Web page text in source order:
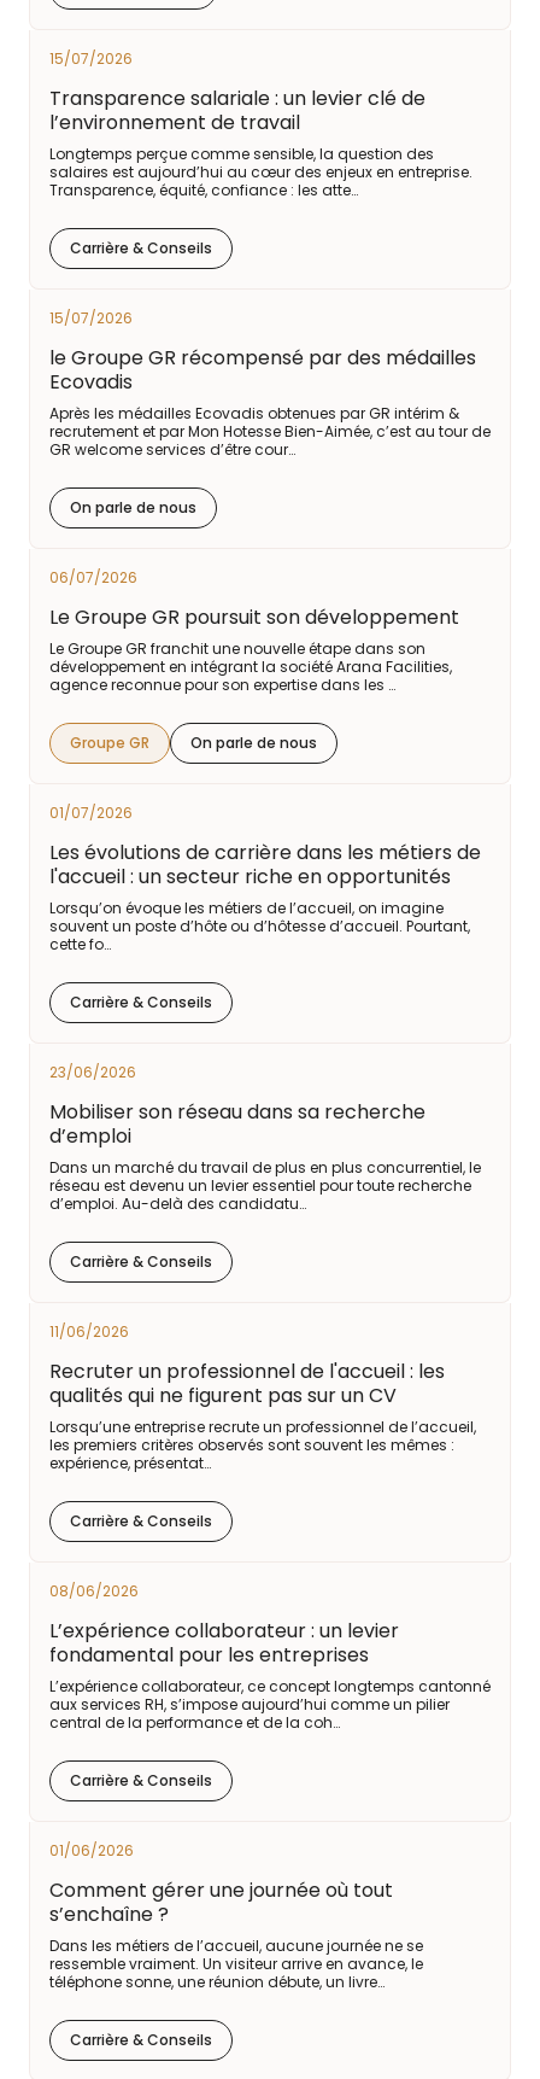
15/07/2026
Transparence salariale : un levier clé de
l’environnement de travail
Longtemps perçue comme sensible, la question des
salaires est aujourd’hui au cœur des enjeux en entreprise.
Transparence, équité, confiance : les atte…
Carrière & Conseils
15/07/2026
le Groupe GR récompensé par des médailles
Ecovadis
Après les médailles Ecovadis obtenues par GR intérim &
recrutement et par Mon Hotesse Bien-Aimée, c’est au tour de
GR welcome services d’être cour…
On parle de nous
06/07/2026
Le Groupe GR poursuit son développement
Le Groupe GR franchit une nouvelle étape dans son
développement en intégrant la société Arana Facilities,
agence reconnue pour son expertise dans les …
Groupe GR On parle de nous
01/07/2026
Les évolutions de carrière dans les métiers de
l'accueil : un secteur riche en opportunités
Lorsqu’on évoque les métiers de l’accueil, on imagine
souvent un poste d’hôte ou d’hôtesse d’accueil. Pourtant,
cette fo…
Carrière & Conseils
23/06/2026
Mobiliser son réseau dans sa recherche
d’emploi
Dans un marché du travail de plus en plus concurrentiel, le
réseau est devenu un levier essentiel pour toute recherche
d’emploi. Au-delà des candidatu…
Carrière & Conseils
11/06/2026
Recruter un professionnel de l'accueil : les
qualités qui ne figurent pas sur un CV
Lorsqu’une entreprise recrute un professionnel de l’accueil,
les premiers critères observés sont souvent les mêmes :
expérience, présentat…
Carrière & Conseils
08/06/2026
L’expérience collaborateur : un levier
fondamental pour les entreprises
L’expérience collaborateur, ce concept longtemps cantonné
aux services RH, s’impose aujourd’hui comme un pilier
central de la performance et de la coh…
Carrière & Conseils
01/06/2026
Comment gérer une journée où tout
s’enchaîne ?
Dans les métiers de l’accueil, aucune journée ne se
ressemble vraiment. Un visiteur arrive en avance, le
téléphone sonne, une réunion débute, un livre…
Carrière & Conseils